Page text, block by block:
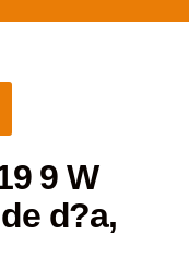
9 W
d?a,